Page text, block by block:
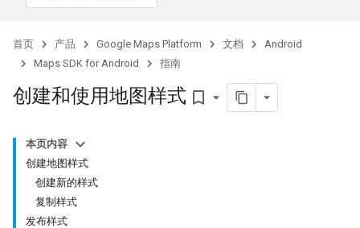
首页 产品 Google Maps Platform 文档
Android
Maps SDK for Android
指南
创建和使用地图样式 bookmark_border
本页内容
创建地图样式
创建新的样式
复制样式
发布样式